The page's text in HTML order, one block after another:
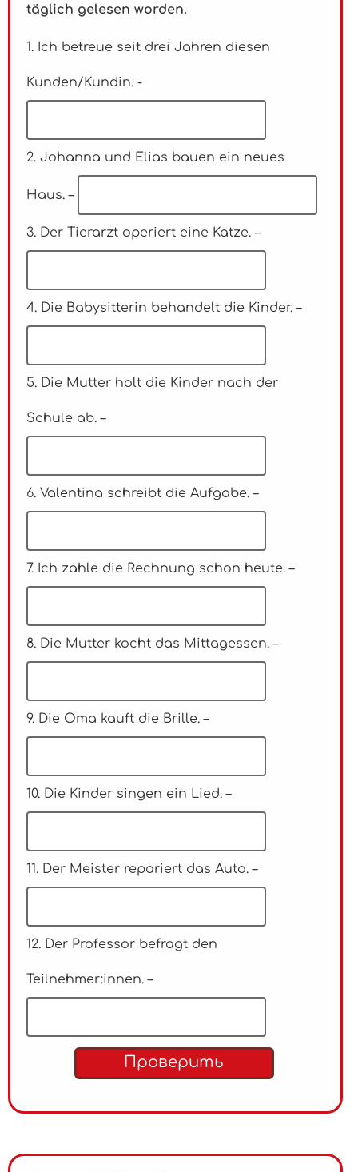
täglich gelesen worden.
1. Ich betreue seit drei Jahren diesen
Kunden/Kundin. -
2. Johanna und Elias bauen ein neues
Haus. –
3. Der Tierarzt operiert eine Katze. –
4. Die Babysitterin behandelt die Kinder. –
5. Die Mutter holt die Kinder nach der
Schule ab. –
6. Valentina schreibt die Aufgabe. –
7. Ich zahle die Rechnung schon heute. –
8. Die Mutter kocht das Mittagessen. –
9. Die Oma kauft die Brille. –
10. Die Kinder singen ein Lied. –
11. Der Meister repariert das Auto. –
12. Der Professor befragt den
Teilnehmer:innen. –
Проверить